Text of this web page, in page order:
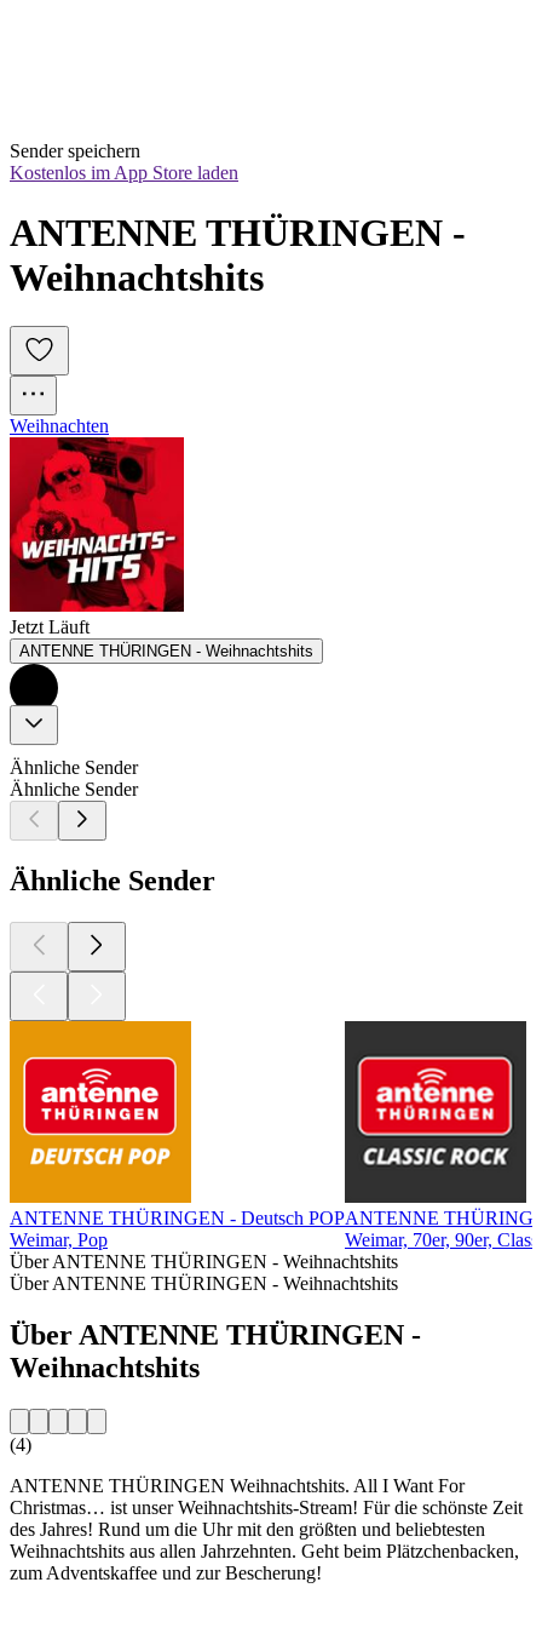
Sender speichern
Kostenlos im App Store laden
ANTENNE THÜRINGEN -
Weihnachtshits
Weihnachten
Jetzt Läuft
ANTENNE THÜRINGEN - Weihnachtshits
Ähnliche Sender
Ähnliche Sender
Ähnliche Sender
ANTENNE THÜRINGEN - Deutsch POP
Weimar, Pop
ANTENNE
Weimar, 70er, 90er,
Über ANTENNE THÜRINGEN - Weihnachtshits
Über ANTENNE THÜRINGEN - Weihnachtshits
Über ANTENNE THÜRINGEN -
Weihnachtshits
(4)
ANTENNE THÜRINGEN Weihnachtshits. All I Want For
Christmas… ist unser Weihnachtshits-Stream! Für die schönste Zeit
des Jahres! Rund um die Uhr mit den größten und beliebtesten
Weihnachtshits aus allen Jahrzehnten. Geht beim Plätzchenbacken,
zum Adventskaffee und zur Bescherung!